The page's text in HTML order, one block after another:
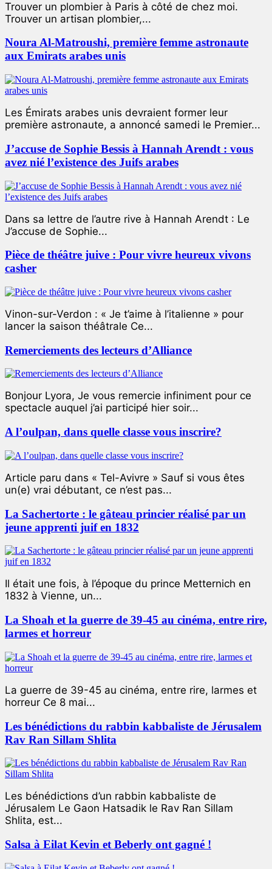
Trouver un plombier à Paris à côté de chez moi.
Trouver un artisan plombier,...
Noura Al-Matroushi, première femme astronaute
aux Emirats arabes unis
Les Émirats arabes unis devraient former leur
première astronaute, a annoncé samedi le Premier...
J’accuse de Sophie Bessis à Hannah Arendt : vous
avez nié l’existence des Juifs arabes
Dans sa lettre de l’autre rive à Hannah Arendt : Le
J’accuse de Sophie...
Pièce de théâtre juive : Pour vivre heureux vivons
casher
Vinon-sur-Verdon : « Je t’aime à l’italienne » pour
lancer la saison théâtrale Ce...
Remerciements des lecteurs d’Alliance
Bonjour Lyora, Je vous remercie infiniment pour ce
spectacle auquel j’ai participé hier soir...
A l’oulpan, dans quelle classe vous inscrire?
Article paru dans « Tel-Avivre » Sauf si vous êtes
un(e) vrai débutant, ce n’est pas...
La Sachertorte : le gâteau princier réalisé par un
jeune apprenti juif en 1832
Il était une fois, à l’époque du prince Metternich en
1832 à Vienne, un...
La Shoah et la guerre de 39-45 au cinéma, entre rire,
larmes et horreur
La guerre de 39-45 au cinéma, entre rire, larmes et
horreur Ce 8 mai...
Les bénédictions du rabbin kabbaliste de Jérusalem
Rav Ran Sillam Shlita
Les bénédictions d’un rabbin kabbaliste de
Jérusalem Le Gaon Hatsadik le Rav Ran Sillam
Shlita, est...
Salsa à Eilat Kevin et Beberly ont gagné !